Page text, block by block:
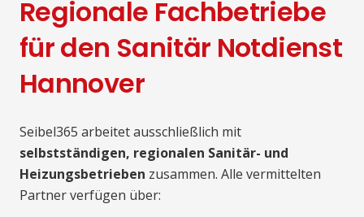
Regionale Fachbetriebe
für den Sanitär Notdienst
Hannover
Seibel365 arbeitet ausschließlich mit
selbstständigen, regionalen Sanitär- und
Heizungsbetrieben zusammen. Alle vermittelten
Partner verfügen über: